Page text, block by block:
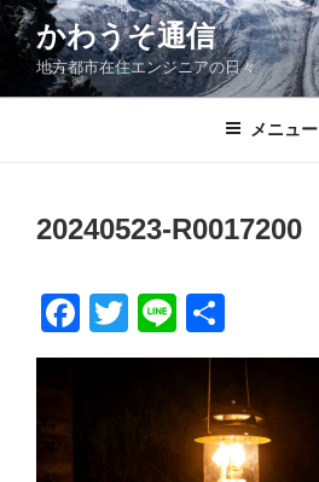
コ
ン
ン
かわうそ通信
地方都市在住エンジニアの日々
メニュー
20240523-R0017200
F
a
T
wi
er
Li
n
e
有